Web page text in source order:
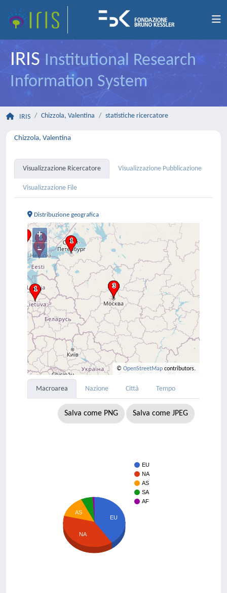
IRIS Institutional Research
Information System
IRIS Chizzola, Valentina statistiche ricercatore
Chizzola, Valentina
Visualizzazione Ricercatore Visualizzazione Pubblicazione
Visualizzazione File
Distribuzione geografica
+
–
© OpenStreetMap contributors.
Macroarea Nazione Città Tempo
Salva come PNG Salva come JPEG
EU
NA
AS
SA
AF
EU
AS
NA